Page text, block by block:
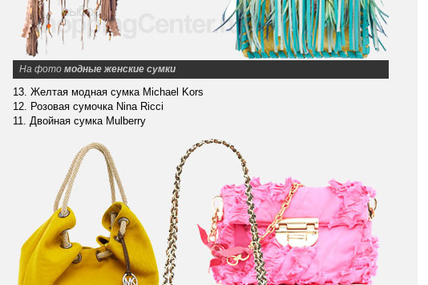
На фото модные женские сумки
13. Желтая модная сумка Michael Kors
12. Розовая сумочка Nina Ricci
11. Двойная сумка Mulberry